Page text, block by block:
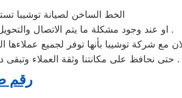
الخط الساخن لصيانة توشيبا
او عند وجود مشكلة ما يتم الاتصال والتحويل لقسم الشكاوى وسيتم حلها بشكلا سريع حتى يتم حل المشكله .
مع شركة توشيبا بأنها توفر لجميع
حتى نحافظ على مكانتنا وثقة العملاء وتبقى دائما توشيبا الشركة الافضل والأكثر تميز مهما توافر موديلات أخرى .
رقم